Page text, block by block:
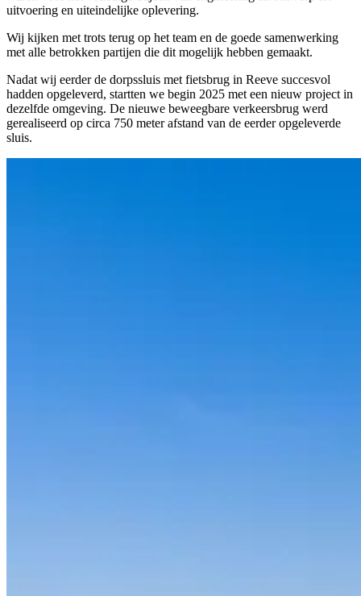
uitvoering en uiteindelijke oplevering.
Wij kijken met trots terug op het team en de goede samenwerking
met alle betrokken partijen die dit mogelijk hebben gemaakt.
Nadat wij eerder de dorpssluis met fietsbrug in Reeve succesvol
hadden opgeleverd, startten we begin 2025 met een nieuw project in
dezelfde omgeving. De nieuwe beweegbare verkeersbrug werd
gerealiseerd op circa 750 meter afstand van de eerder opgeleverde
sluis.